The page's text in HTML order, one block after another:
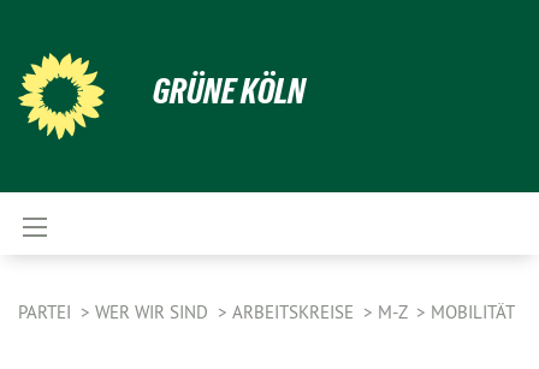
GRÜNE KÖLN
PARTEI WER WIR SIND ARBEITSKREISE M-Z MOBILITÄT